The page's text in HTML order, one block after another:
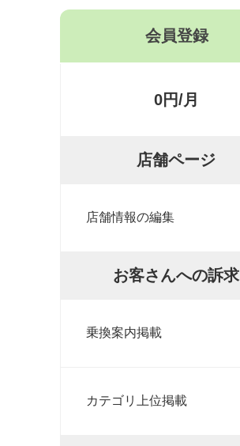
会員登録
0円/月
店舗ページ
店舗情報の編集
お客さんへの訴求
乗換案内掲載
カテゴリ上位掲載